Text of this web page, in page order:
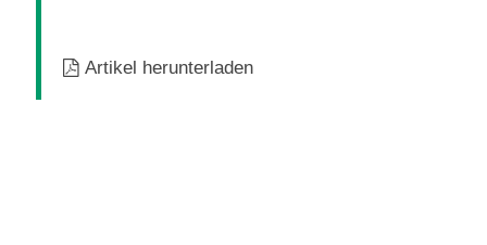
Artikel herunterladen